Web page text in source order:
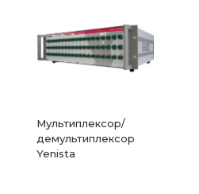
Мультиплексор/
демультиплексор
Yenista